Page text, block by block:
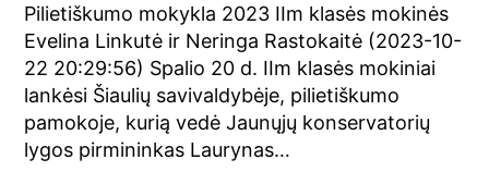
Pilietiškumo mokykla 2023 IIm klasės mokinės
Evelina Linkutė ir Neringa Rastokaitė (2023-10-
22 20:29:56) Spalio 20 d. IIm klasės mokiniai
lankėsi Šiaulių savivaldybėje, pilietiškumo
pamokoje, kurią vedė Jaunųjų konservatorių
lygos pirmininkas Laurynas…